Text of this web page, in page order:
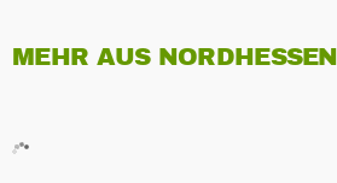
MEHR AUS NORDHESSEN